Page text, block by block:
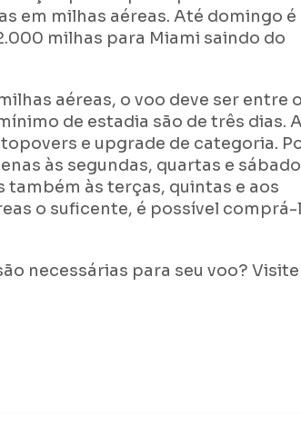
em milhas aéreas. Até domingo é
milhas para Miami saindo do
aéreas, o voo deve ser entre
de estadia são de três dias.
e upgrade de categoria.
às segundas, quartas e
também às terças, quintas e aos
o suficente, é possível comprá-
necessárias para seu voo? Visite